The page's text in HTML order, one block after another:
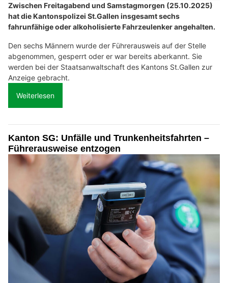
Zwischen Freitagabend und Samstagmorgen (25.10.2025)
hat die Kantonspolizei St.Gallen insgesamt sechs
fahrunfähige oder alkoholisierte Fahrzeulenker angehalten.
Den sechs Männern wurde der Führerausweis auf der Stelle
abgenommen, gesperrt oder er war bereits aberkannt. Sie
werden bei der Staatsanwaltschaft des Kantons St.Gallen zur
Anzeige gebracht.
Weiterlesen
Kanton SG: Unfälle und Trunkenheitsfahrten –
Führerausweise entzogen